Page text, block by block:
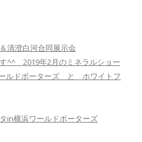
清澄白河合同展示会
^^ 2019年2月のミネラルショー
ルドポーターズ と ホワイトフ
in横浜ワールドポーターズ